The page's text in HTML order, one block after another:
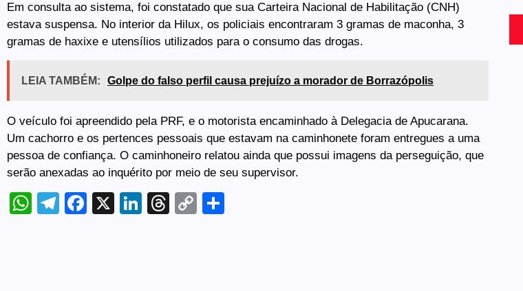
Em consulta ao sistema, foi constatado que sua Carteira Nacional de Habilitação (CNH)
estava suspensa. No interior da Hilux, os policiais encontraram 3 gramas de maconha, 3
gramas de haxixe e utensílios utilizados para o consumo das drogas.
LEIA TAMBÉM: Golpe do falso perfil causa prejuízo a morador de Borrazópolis
O veículo foi apreendido pela PRF, e o motorista encaminhado à Delegacia de Apucarana.
Um cachorro e os pertences pessoais que estavam na caminhonete foram entregues a uma
pessoa de confiança. O caminhoneiro relatou ainda que possui imagens da perseguição, que
serão anexadas ao inquérito por meio de seu supervisor.
WhatsApp
Telegram
Facebook
X LinkedIn
Threads
Copy